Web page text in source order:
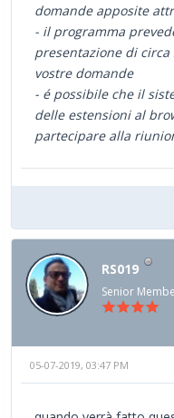
domande apposite
- il programma
presentazione di
vostre domande
- é possibile che il
delle estensioni al
partecipare alla
RS019
Senior
05-07-2019, 03:47 PM